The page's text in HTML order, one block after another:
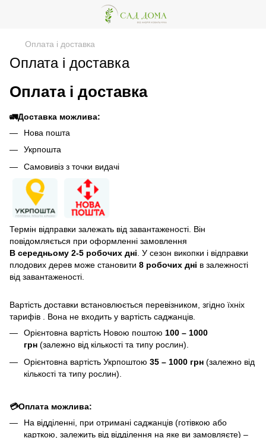
Оплата і доставка
Оплата і доставка
Оплата і доставка
🚛Доставка можлива:
Нова пошта
Укрпошта
Самовивіз з точки видачі
Термін відправки залежать від завантаженості. Він
повідомляється при оформленні замовлення
В середньому 2-5 робочих дні. У сезон викопки і відправки
плодових дерев може становити 8 робочих дні в залежності
від завантаженості.
Вартість доставки встановлюється перевізником, згідно їхніх
тарифів . Вона не входить у вартість саджанців.
Орієнтовна вартість Новою поштою 100 – 1000
грн (залежно від кількості та типу рослин).
Орієнтовна вартість Укрпоштою 35 – 1000 грн (залежно від
кількості та типу рослин).
💳Оплата можлива:
На відділенні, при отримані саджанців (готівкою або
карткою, залежить від відділення на яке ви замовляєте) –